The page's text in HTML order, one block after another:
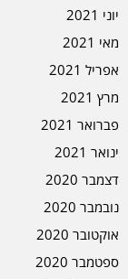
יוני 2021
מאי 2021
אפריל 2021
מרץ 2021
פברואר 2021
ינואר 2021
דצמבר 2020
נובמבר 2020
אוקטובר 2020
ספטמבר 2020